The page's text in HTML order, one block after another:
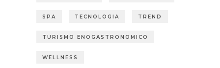
SPA TECNOLOGIA TREND
TURISMO ENOGASTRONOMICO
WELLNESS